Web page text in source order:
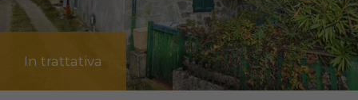
In trattativa